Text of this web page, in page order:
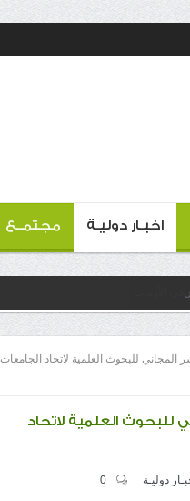
اخبـار دوليـة مجتمــع
المجاني للبحوث العلمية لاتحاد الجامعات
للبحوث العلمية لاتحاد
دوليـة 0